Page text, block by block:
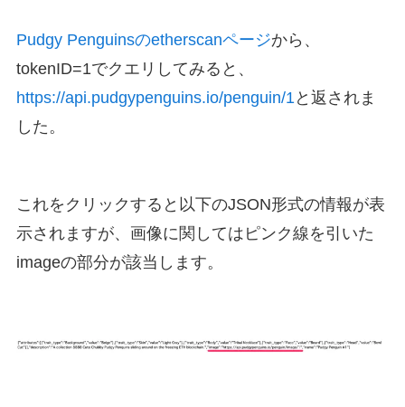
Pudgy Penguinsのetherscanページから、
tokenID=1でクエリしてみると、
https://api.pudgypenguins.io/penguin/1と返されま
した。
これをクリックすると以下のJSON形式の情報が表
示されますが、画像に関してはピンク線を引いた
imageの部分が該当します。